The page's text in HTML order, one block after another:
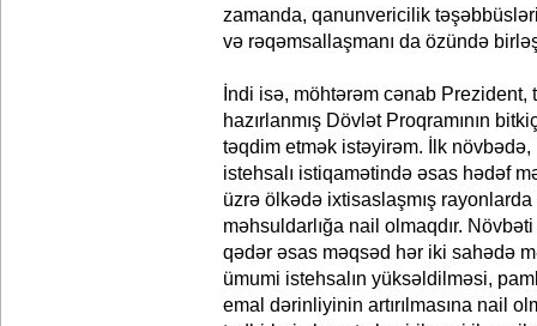
zamanda, qanunvericilik
və rəqəmsallaşmanı da özündə
İndi isə, möhtərəm cənab Prezident,
hazırlanmış Dövlət Proqramının
təqdim etmək istəyirəm. İlk növbədə,
istehsalı istiqamətində əsas hədəf
üzrə ölkədə ixtisaslaşmış
məhsuldarlığa nail olmaqdır.
qədər əsas məqsəd hər iki sahədə
ümumi istehsalın yüksəldilməsi,
emal dərinliyinin artırılmasına nail